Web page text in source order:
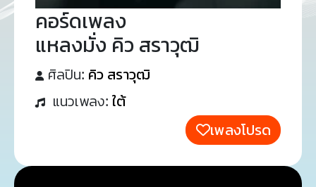
คอร์ดเพลง
แหลงมั่ง คิว สราวุฒิ
ศิลปิน: คิว สราวุฒิ
แนวเพลง: ใต้
เพลงโปรด